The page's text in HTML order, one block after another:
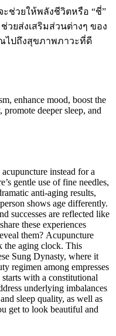
ช่วยให้พลังชีวิตหรือ “ชี่”
วยส่งเสริมส่วนต่างๆ ของ
ไปถึงสุขภาพภาวะที่ดี
enhance mood, boost the
deeper sleep, and
instead for a
gentle use of fine needles,
anti-aging results,
shows age differently.
successes are reflected like
these experiences
them? Acupuncture
the aging clock. This
Sung Dynasty, where it
regimen among empresses
with a constitutional
underlying imbalances
sleep quality, as well as
get to look beautiful and